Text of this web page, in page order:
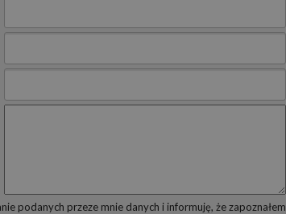
podanych przeze mnie danych i informuję, że zapoznałem